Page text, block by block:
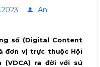
An
số (Digital Content
đơn vị trực thuộc Hội
(VDCA) ra đời với sứ